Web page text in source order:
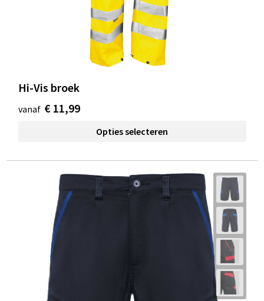
Hi-Vis broek
vanaf € 11,99
Opties selecteren